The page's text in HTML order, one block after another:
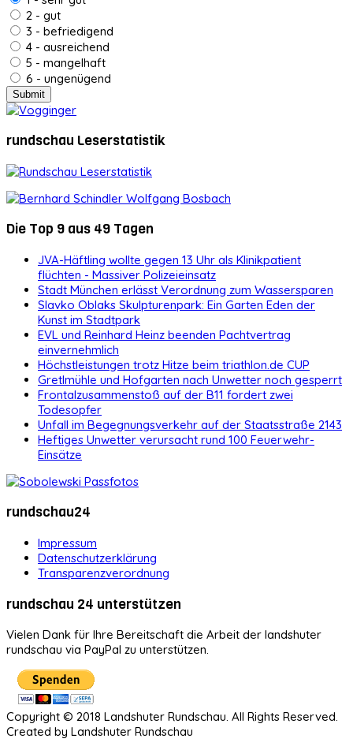
2 - gut
3 - befriedigend
4 - ausreichend
5 - mangelhaft
6 - ungenügend
rundschau Leserstatistik
Die Top 9 aus 49 Tagen
JVA-Häftling wollte gegen 13 Uhr als Klinikpatient
flüchten - Massiver Polizeieinsatz
Stadt München erlässt Verordnung zum Wassersparen
Slavko Oblaks Skulpturenpark: Ein Garten Eden der
Kunst im Stadtpark
EVL und Reinhard Heinz beenden Pachtvertrag
einvernehmlich
Höchstleistungen trotz Hitze beim triathlon.de CUP
Gretlmühle und Hofgarten nach Unwetter noch gesperrt
Frontalzusammenstoß auf der B11 fordert zwei
Todesopfer
Unfall im Begegnungsverkehr auf der Staatsstraße 2143
Heftiges Unwetter verursacht rund 100 Feuerwehr-
Einsätze
rundschau24
Impressum
Datenschutzerklärung
Transparenzverordnung
rundschau 24 unterstützen
Vielen Dank für Ihre Bereitschaft die Arbeit der landshuter
rundschau via PayPal zu unterstützen.
Copyright © 2018 Landshuter Rundschau. All Rights Reserved.
Created by Landshuter Rundschau